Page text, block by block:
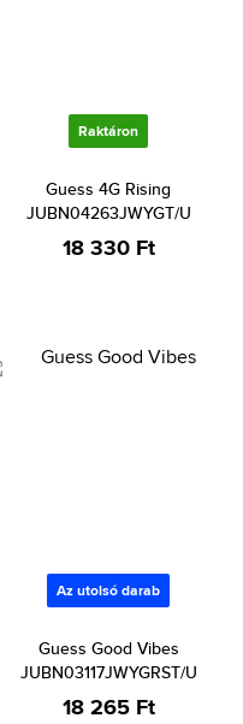
Raktáron
Guess 4G Rising
JUBN04263JWYGT/U
18 330 Ft
Az utolsó darab
Guess Good Vibes
JUBN03117JWYGRST/U
18 265 Ft